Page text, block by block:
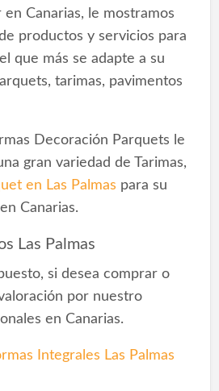
Canarias, le mostramos
productos y servicios para
que más se adapte a su
tarimas, pavimentos
Decoración Parquets le
gran variedad de Tarimas,
en Las Palmas para su
Canarias.
Las Palmas
si desea comprar o
por nuestro
en Canarias.
Integrales Las Palmas